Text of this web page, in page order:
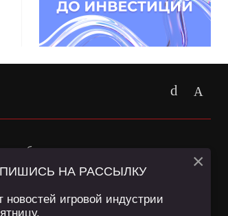
обязательна.
сайта и сервис «Яндекс
конфиденциальностии
НА РАССЫЛКУ
новостей игровой индустрии
×